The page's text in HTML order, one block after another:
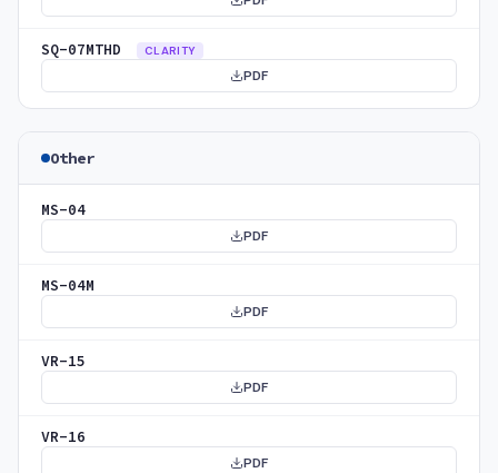
SQ-07MTHD CLARITY
PDF
Other
MS-04
PDF
MS-04M
PDF
VR-15
PDF
VR-16
PDF